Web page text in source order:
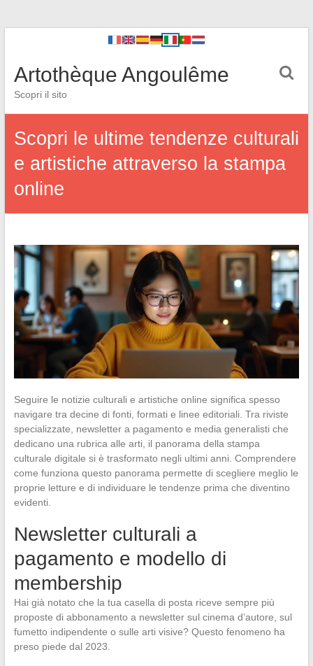
Artothèque Angoulême
Scopri il sito
Scopri le ultime tendenze culturali
e artistiche attraverso la stampa
online
Seguire le notizie culturali e artistiche online significa spesso
navigare tra decine di fonti, formati e linee editoriali. Tra riviste
specializzate, newsletter a pagamento e media generalisti che
dedicano una rubrica alle arti, il panorama della stampa
culturale digitale si è trasformato negli ultimi anni. Comprendere
come funziona questo panorama permette di scegliere meglio le
proprie letture e di individuare le tendenze prima che diventino
evidenti.
Newsletter culturali a
pagamento e modello di
membership
Hai già notato che la tua casella di posta riceve sempre più
proposte di abbonamento a newsletter sul cinema d’autore, sul
fumetto indipendente o sulle arti visive? Questo fenomeno ha
preso piede dal 2023.